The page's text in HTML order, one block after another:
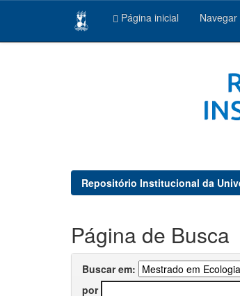
Página inicial Navegar
Repositório Institucional da
Página de Busca
Buscar em:
por